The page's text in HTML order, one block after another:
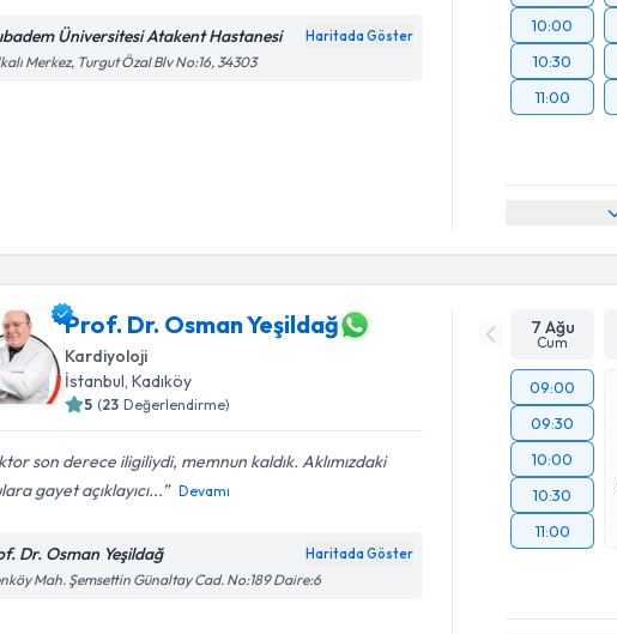
Üniversitesi Atakent Hastanesi Haritada Göster
Merkez, Turgut Özal Blv No:16, 34303
10:00
10:30
11:00
Prof. Dr. Osman Yeşildağ
Kardiyoloji
İstanbul , Kadıköy
5 (23 Değerlendirme)
son derece iligiliydi, memnun kaldık. Aklımızdaki
gayet açıklayıcı...
Devamı
Dr. Osman Yeşildağ Haritada Göster
Mah. Şemsettin Günaltay Cad. No:189 Daire:6
7 Ağu
Cum
09:00
09:30
10:00
10:30
11:00